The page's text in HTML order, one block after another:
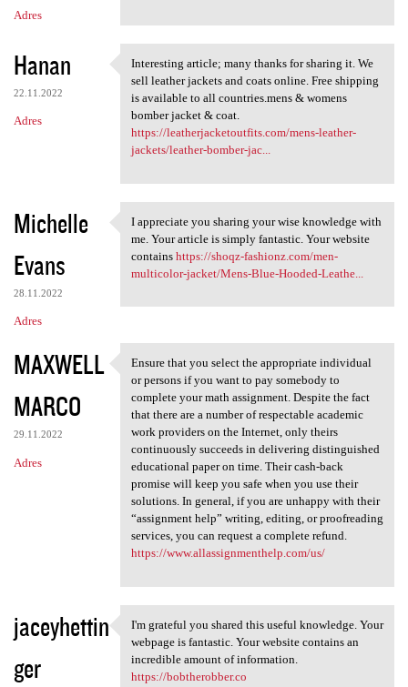
Adres
Hanan
22.11.2022
Adres
Interesting article; many
Interesting article; many thanks for sharing it. We
sell leather jackets and coats online. Free shipping
is available to all countries.mens & womens
bomber jacket & coat.
https://leatherjacketoutfits.com/mens-leather-
jackets/leather-bomber-jac...
Michelle
Evans
28.11.2022
Adres
I appreciate you sharing your
I appreciate you sharing your wise knowledge with
me. Your article is simply fantastic. Your website
contains https://shoqz-fashionz.com/men-
multicolor-jacket/Mens-Blue-Hooded-Leathe...
MAXWELL
MARCO
29.11.2022
Adres
Ensure that you select the
Ensure that you select the appropriate individual
or persons if you want to pay somebody to
complete your math assignment. Despite the fact
that there are a number of respectable academic
work providers on the Internet, only theirs
continuously succeeds in delivering distinguished
educational paper on time. Their cash-back
promise will keep you safe when you use their
solutions. In general, if you are unhappy with their
“assignment help” writing, editing, or proofreading
services, you can request a complete refund.
https://www.allassignmenthelp.com/us/
jaceyhettin
ger
I'm grateful you shared this
I'm grateful you shared this useful knowledge. Your
webpage is fantastic. Your website contains an
incredible amount of information.
https://bobtherobber.co